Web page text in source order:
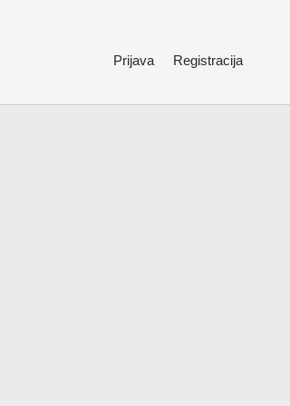
Prijava Registracija